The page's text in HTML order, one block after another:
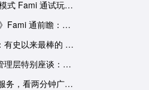
《斯普拉遁：涂击队》多人模式 Fami 通试玩：与好友并肩推进故事
《恶魔城：贝尔蒙特的诅咒》Fami 通前瞻：要素杂糅的新生《恶魔城》
Polygon《电车炫客》评测：有史以来最棒的 3D 索尼克游戏！
英伟达创始人黄仁勋&世嘉管理层特别座谈：一次改变命运的邂逅
微软测试免费 Xbox 云游戏服务，看两分钟广告可用一小时